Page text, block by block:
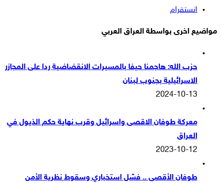
انستقرام
مواضيع اخرى بواسطة العراق العربي
حزب الله: هاجمنا حيفا بالمسيرات الانقضاضية ردا على المجازر
الاسرائيلية بجنوب لبنان
2024-10-13
معركة طوفان الاقصى واسرائيل وقرب نهاية حكم الذيول في
العراق
2023-10-12
طوفان الأقصى .. فشل استخباري وسقوط نظرية الأمن